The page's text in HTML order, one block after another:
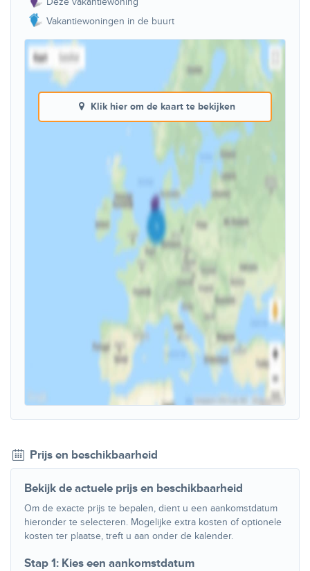
Vakantiewoningen in de buurt
Klik hier om de kaart te bekijken
Prijs en beschikbaarheid
Bekijk de actuele prijs en beschikbaarheid
Om de exacte prijs te bepalen, dient u een aankomstdatum
hieronder te selecteren. Mogelijke extra kosten of optionele
kosten ter plaatse, treft u aan onder de kalender.
Stap 1: Kies een aankomstdatum